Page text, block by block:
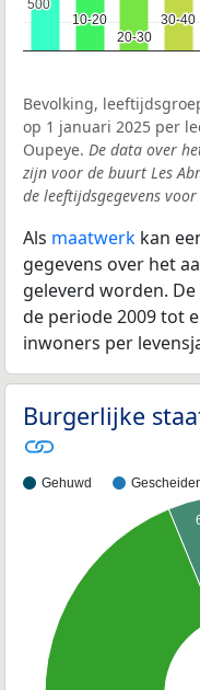
10-20
10-20
20-30
20-30
30-40
30-40
500
500
Bevolking,
op 1 januari 2025 per
Oupeye. De data over
zijn voor de buurt Les
de leeftijdsgegevens voor
Als maatwerk kan
gegevens over het
geleverd worden.
de periode 2009 tot
inwoners per
Burgerlijke
Gehuwd